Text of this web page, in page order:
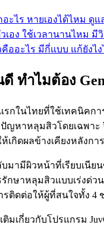
ะไร หายเองได้ไหม ดูแ
เอง ใช้เวลานานไหม มี
ออะไร มีกี่แบบ แก้ยังไ
ทำไมต้อง
แรกในไทยที่ใช้เทคนิคก
หาหลุมสิวโดยเฉพาะ
เกิดผลข้างเคียงหลังก
บมามีผิวหน้าที่เรียบเนีย
รักษาหลุมสิวแบบเร่งด่
รติดต่อให้ผู้ที่สนใจทั้ง 4
ติมเกี่ยวกับโปรแกรม